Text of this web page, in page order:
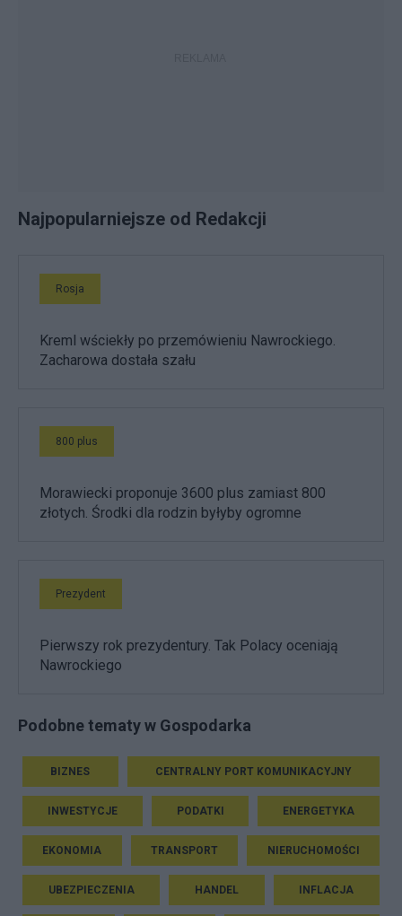
Najpopularniejsze od Redakcji
Rosja
Kreml wściekły po przemówieniu Nawrockiego.
Zacharowa dostała szału
800 plus
Morawiecki proponuje 3600 plus zamiast 800
złotych. Środki dla rodzin byłyby ogromne
Prezydent
Pierwszy rok prezydentury. Tak Polacy oceniają
Nawrockiego
Podobne tematy w Gospodarka
BIZNES CENTRALNY PORT KOMUNIKACYJNY
INWESTYCJE PODATKI ENERGETYKA
EKONOMIA TRANSPORT NIERUCHOMOŚCI
UBEZPIECZENIA HANDEL INFLACJA